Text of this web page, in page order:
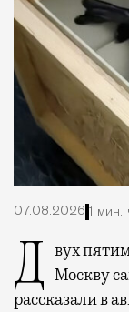
07.08.2026 1 мин.
Двух пятимесячных детенышей доставили в Москву
рассказали в